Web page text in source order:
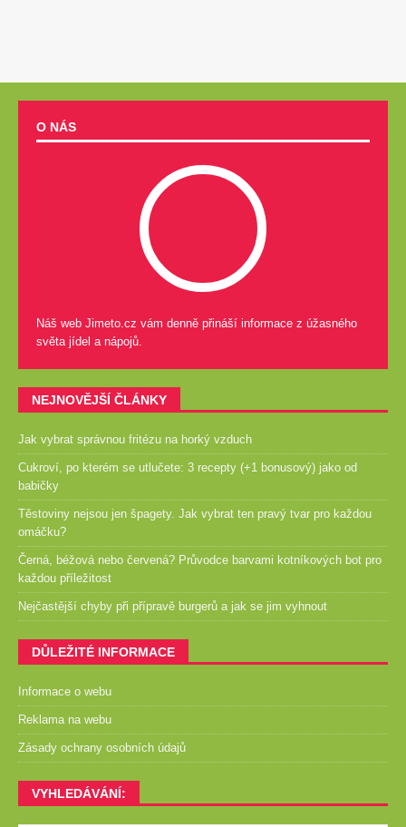
O NÁS
Náš web Jimeto.cz vám denně přináší informace z úžasného
světa jídel a nápojů.
NEJNOVĚJŠÍ ČLÁNKY
Jak vybrat správnou fritézu na horký vzduch
Cukroví, po kterém se utlučete: 3 recepty (+1 bonusový) jako od
babičky
Těstoviny nejsou jen špagety. Jak vybrat ten pravý tvar pro každou
omáčku?
Černá, béžová nebo červená? Průvodce barvami kotníkových bot pro
každou příležitost
Nejčastější chyby při přípravě burgerů a jak se jim vyhnout
DŮLEŽITÉ INFORMACE
Informace o webu
Reklama na webu
Zásady ochrany osobních údajů
VYHLEDÁVÁNÍ: